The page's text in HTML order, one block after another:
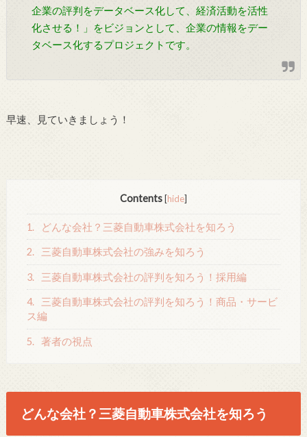
企業の評判をデータベース化して、経済活動を活性
化させる！」をビジョンとして、企業の情報をデー
タベース化するプロジェクトです。
早速、見ていきましょう！
Contents [hide]
1. どんな会社？三菱自動車株式会社を知ろう
2. 三菱自動車株式会社の強みを知ろう
3. 三菱自動車株式会社の評判を知ろう！採用編
4.
三菱自動車株式会社の評判を知ろう！商品・サービ
ス編
5. 著者の視点
どんな会社？三菱自動車株式会社を知ろう